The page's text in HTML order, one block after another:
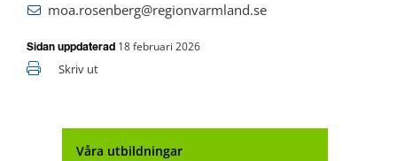
Våra utbildningar
moa.rosenberg@regionvarmland.se
Sidan uppdaterad 18 februari 2026
Skriv ut